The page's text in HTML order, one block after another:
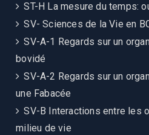
ST-H La mesure du temps:
SV- Sciences de la Vie en
SV-A-1 Regards sur un
bovidé
SV-A-2 Regards sur un
une Fabacée
SV-B Interactions entre les
milieu de vie